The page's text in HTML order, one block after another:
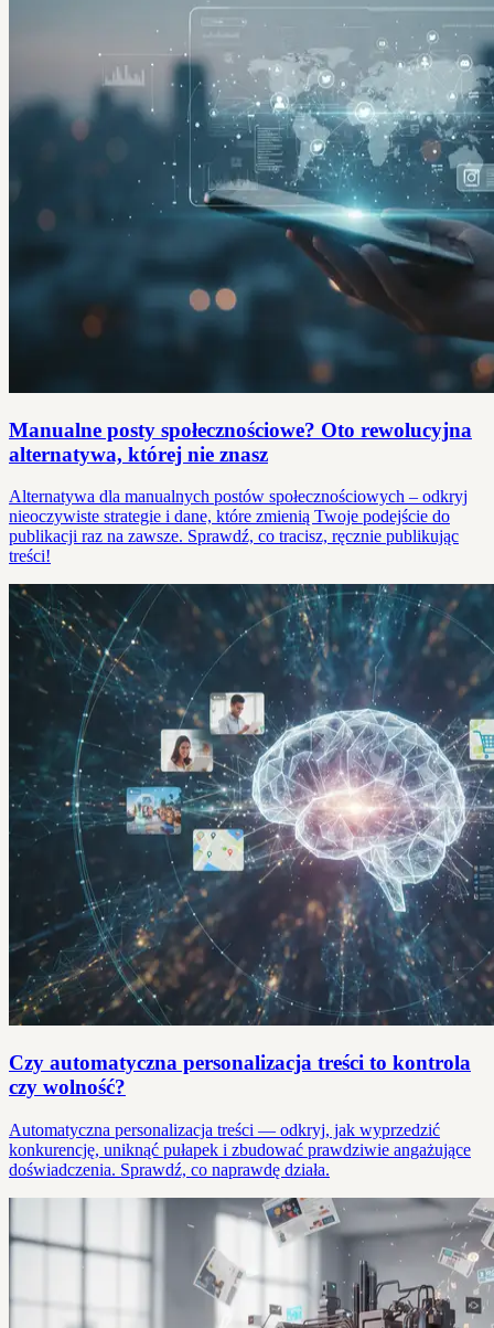
Manualne posty społecznościowe? Oto rewolucyjna
alternatywa, której nie znasz
Alternatywa dla manualnych postów społecznościowych – odkryj
nieoczywiste strategie i dane, które zmienią Twoje podejście do
publikacji raz na zawsze. Sprawdź, co tracisz, ręcznie publikując
treści!
Czy automatyczna personalizacja treści to kontrola
czy wolność?
Automatyczna personalizacja treści — odkryj, jak wyprzedzić
konkurencję, uniknąć pułapek i zbudować prawdziwie angażujące
doświadczenia. Sprawdź, co naprawdę działa.